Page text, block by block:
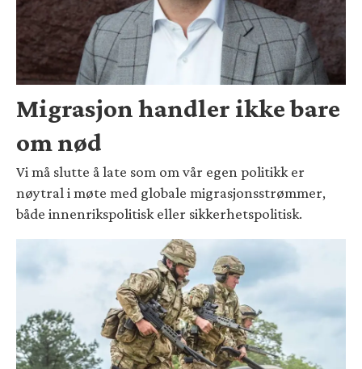
Migrasjon handler ikke bare
om nød
Vi må slutte å late som om vår egen politikk er
nøytral i møte med globale migrasjonsstrømmer,
både innenrikspolitisk eller sikkerhetspolitisk.